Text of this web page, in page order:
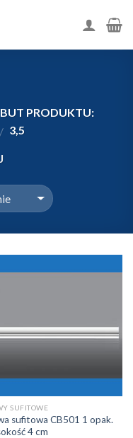
PRODUKTU:
/ 3,5
SUFITOWE
sufitowa CB501 1 opak.
4 cm